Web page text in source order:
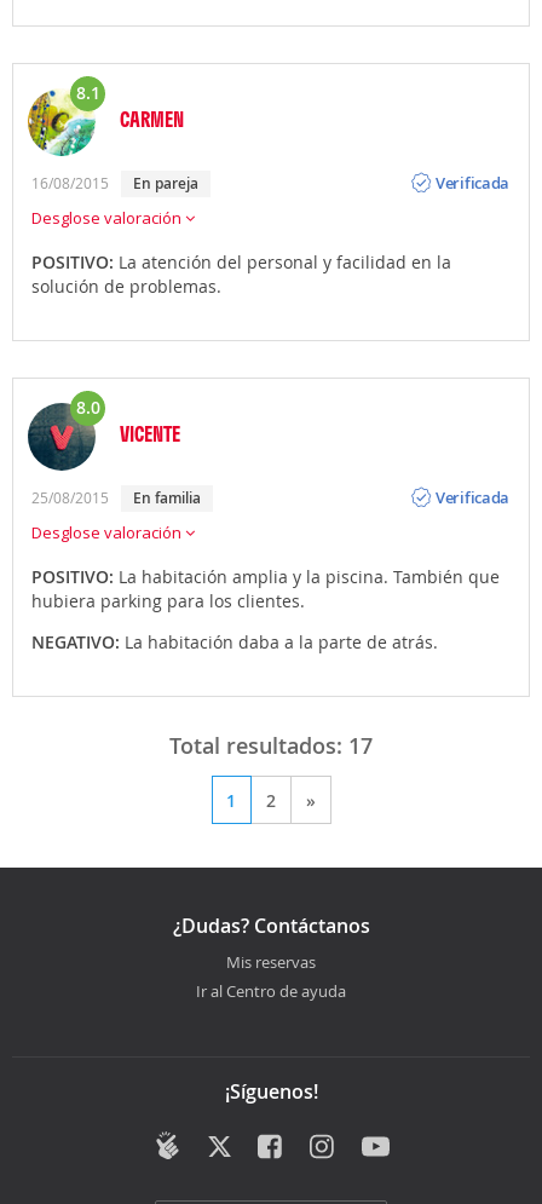
8.1
CARMEN
16/08/2015 en pareja
Verificada
Desglose valoración
POSITIVO: La atención del personal y facilidad en la
solución de problemas.
8.0
VICENTE
25/08/2015 en familia
Verificada
Desglose valoración
POSITIVO: La habitación amplia y la piscina. También que
hubiera parking para los clientes.
NEGATIVO: La habitación daba a la parte de atrás.
Total resultados: 17
1 2 »
¿Dudas? Contáctanos
Mis reservas
Ir al Centro de ayuda
¡Síguenos!